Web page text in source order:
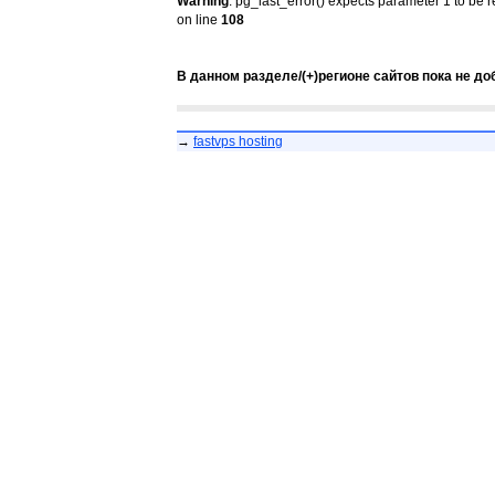
on line 108
В данном разделе/(+)регионе сайтов пока не
→ fastvps hosting